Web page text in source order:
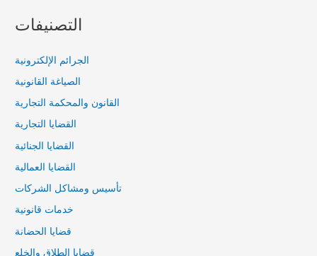
التصنيفات
الجرائم الإلكترونية
الصياغة القانونية
القانون والمحكمة التجارية
القضايا التجارية
القضايا الجنائية
القضايا العمالية
تأسيس ومشاكل الشركات
خدمات قانونية
قضايا الحضانة
قضايا الطلاق والخلع